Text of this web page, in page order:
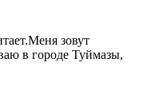
зовут
в городе Туймазы,